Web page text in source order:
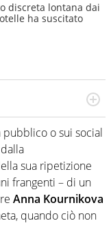
discreta lontana dai
ha suscitato
scrive per curiosità
calcio, di sport e dei
evasioni
Un tempo ala
di libero. Cura
calciatori di sempre.
pubblico o sui social
sua ripetizione
frangenti – di un
Anna Kournikova
quando ciò non